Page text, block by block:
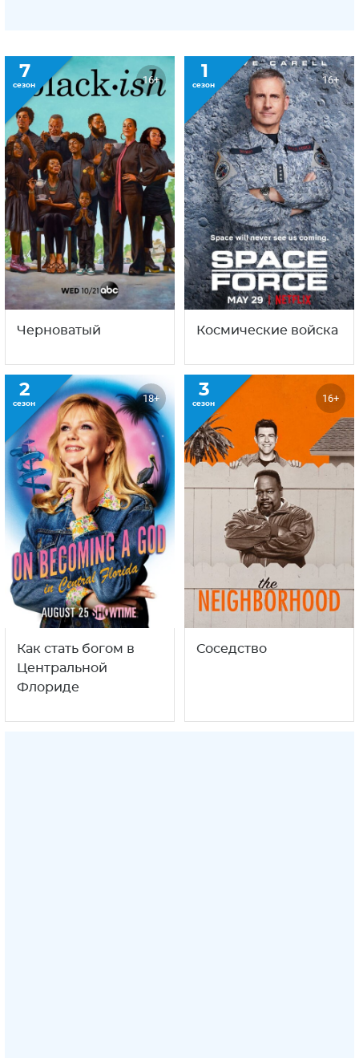
7
сезон 16+
Черноватый
1
сезон 16+
Космические войска
2
сезон 18+
Как стать богом в
Центральной
Флориде
3
сезон 16+
Соседство